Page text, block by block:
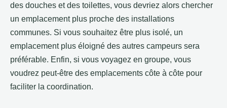
des douches et des toilettes, vous devriez alors chercher
un emplacement plus proche des installations
communes. Si vous souhaitez être plus isolé, un
emplacement plus éloigné des autres campeurs sera
préférable. Enfin, si vous voyagez en groupe, vous
voudrez peut-être des emplacements côte à côte pour
faciliter la coordination.